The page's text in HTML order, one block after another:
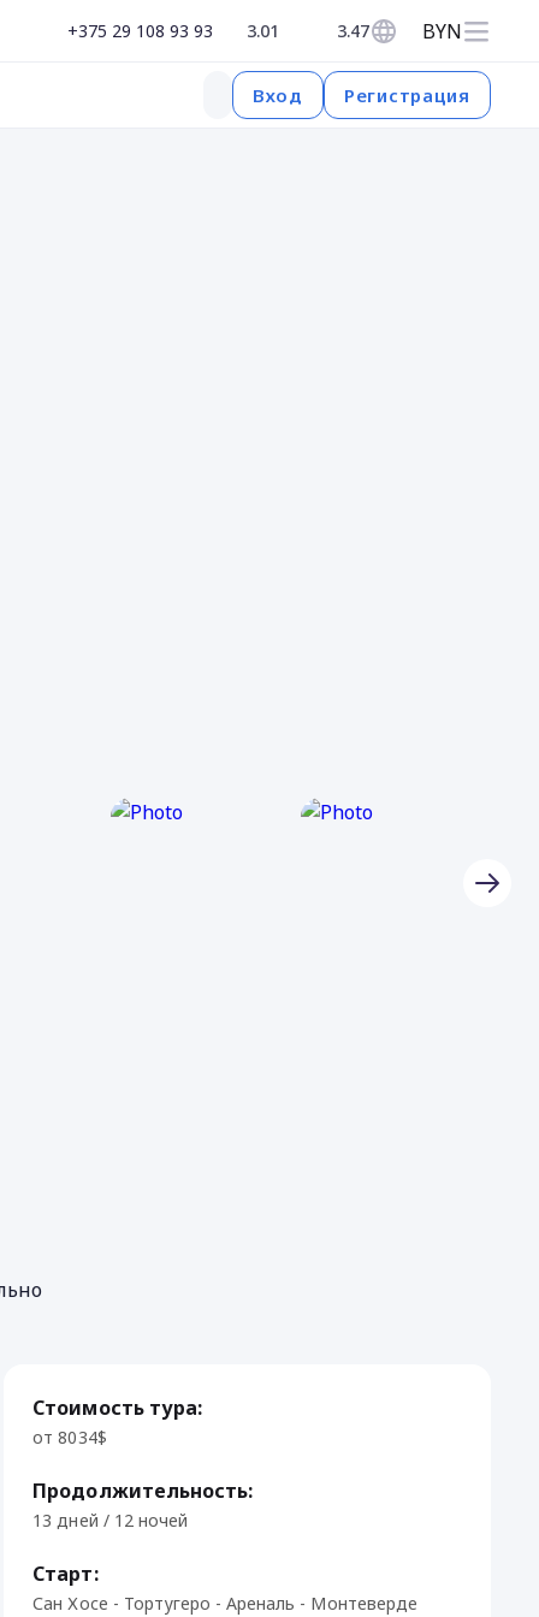
+375 29 108 93 93 3.01 3.47 BYN
Вход Регистрация
Стоимость тура:
от 8034$
Продолжительность:
13 дней / 12 ночей
Старт:
Сан Хосе - Тортугеро - Ареналь - Монтеверде